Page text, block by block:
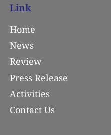
Link
Home
News
Review
Press Release
Activities
Contact Us